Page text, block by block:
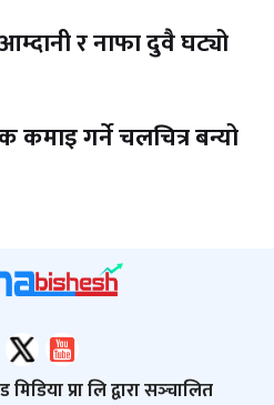
र नाफा दुवै घट्यो
कमाइ गर्ने चलचित्र बन्यो
प्रा लि द्वारा सञ्‍चालित